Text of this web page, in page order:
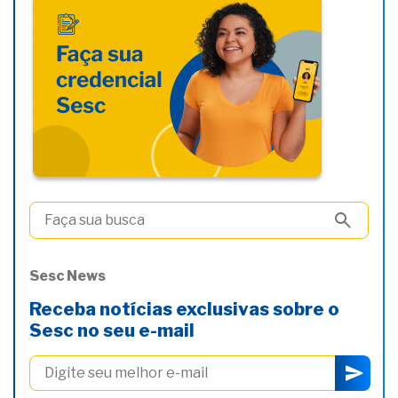
Sesc News
Receba notícias exclusivas sobre o
Sesc no seu e-mail